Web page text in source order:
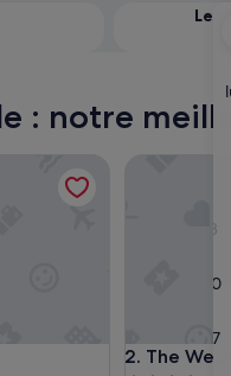
Les
3
10
17
Le
: notre
2. The
The Westin